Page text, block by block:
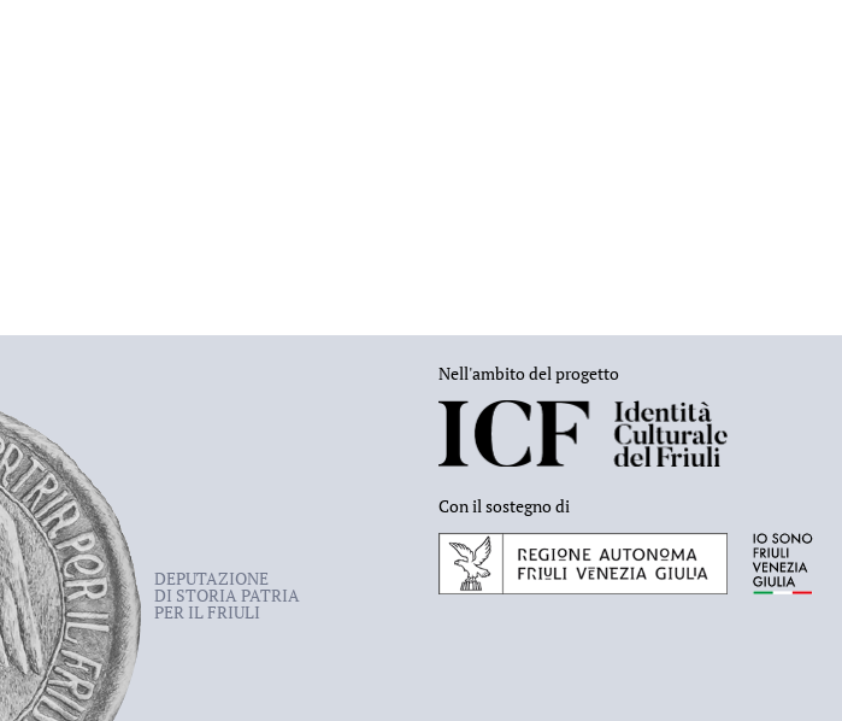
DEPUTAZIONE
DI STORIA PATRIA
PER IL FRIULI
Nell'ambito del progetto
Con il sostegno di